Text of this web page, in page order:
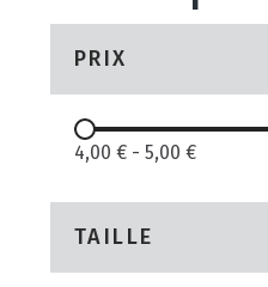
PRIX
4,00 € - 5,00 €
TAILLE